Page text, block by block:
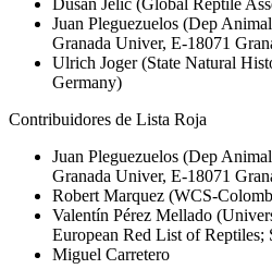
Dušan Jelić (Global Reptile
Juan Pleguezuelos (Dep
Granada Univer, E-18071
Ulrich Joger (State Natural
Germany)
Contribuidores de Lista Roja
Juan Pleguezuelos (Dep
Granada Univer, E-18071
Robert Marquez (WCS-
Valentín Pérez Mellado
European Red List of Reptiles;
Miguel Carretero